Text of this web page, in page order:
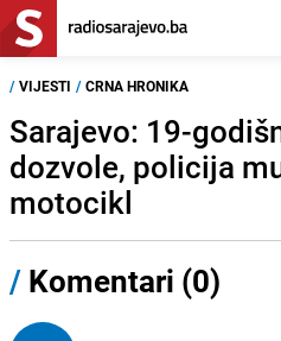
/ VIJESTI / CRNA HRONIKA
Sarajevo: 19-
dozvole, policija
motocikl
/ Komentari (0)